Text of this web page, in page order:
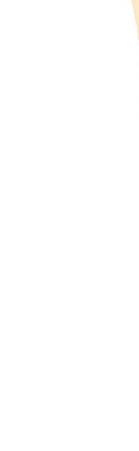
هـ يغذي ويُصلح اليدين